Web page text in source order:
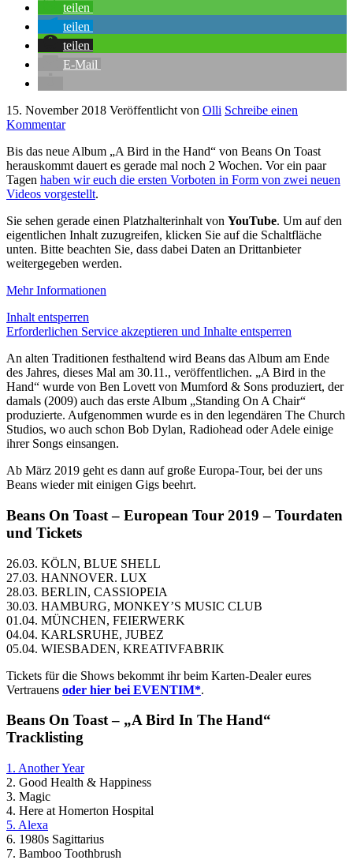
teilen
teilen
teilen
E-Mail
15. November 2018 Veröffentlicht von Olli Schreibe einen
Kommentar
Bis das neue Album „A Bird in the Hand“ von Beans On Toast
herauskommt dauert es gerade mal noch 2 Wochen. Vor ein paar
Tagen haben wir euch die ersten Vorboten in Form von zwei neuen
Videos vorgestellt.
Sie sehen gerade einen Platzhalterinhalt von YouTube. Um auf den
eigentlichen Inhalt zuzugreifen, klicken Sie auf die Schaltfläche
unten. Bitte beachten Sie, dass dabei Daten an Drittanbieter
weitergegeben werden.
Mehr Informationen
Inhalt entsperren
Erforderlichen Service akzeptieren und Inhalte entsperren
An alten Traditionen festhaltend wird Beans das Album am Ende
des Jahres, dieses Mal am 30.11., veröffentlichen. „A Bird in the
Hand“ wurde von Ben Lovett von Mumford & Sons produziert, der
damals (2009) auch das erste Album „Standing On A Chair“
produzierte. Aufgenommen wurde es in den legendären The Church
Studios, wo auch schon Bob Dylan, Radiohead oder Adele einige
ihrer Songs einsangen.
Ab März 2019 geht es dann auf große Europa-Tour, bei der uns
Beans wieder mit einigen Gigs beehrt.
Beans On Toast – European Tour 2019 – Tourdaten
und Tickets
26.03. KÖLN, BLUE SHELL
27.03. HANNOVER. LUX
28.03. BERLIN, CASSIOPEIA
30.03. HAMBURG, MONKEY’S MUSIC CLUB
01.04. MÜNCHEN, FEIERWERK
04.04. KARLSRUHE, JUBEZ
05.04. WIESBADEN, KREATIVFABRIK
Tickets für die Shows bekommt ihr beim Karten-Dealer eures
Vertrauens oder hier bei EVENTIM*.
Beans On Toast – „A Bird In The Hand“
Tracklisting
1. Another Year
2. Good Health & Happiness
3. Magic
4. Here at Homerton Hospital
5. Alexa
6. 1980s Sagittarius
7. Bamboo Toothbrush